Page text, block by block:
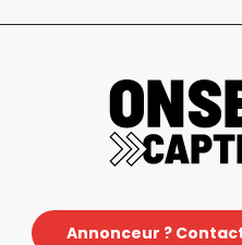
Annonceur ?